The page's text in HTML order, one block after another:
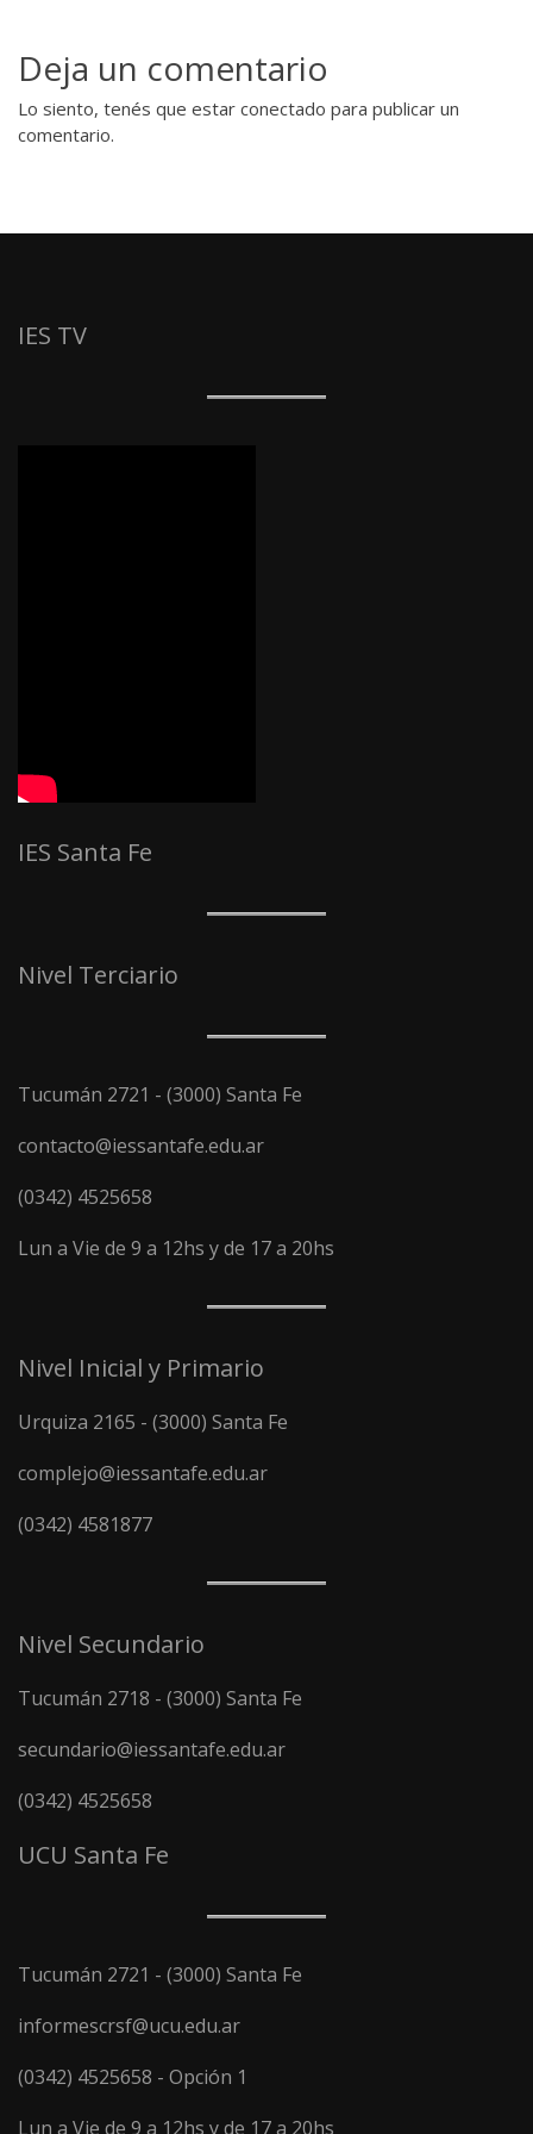
Deja un comentario
Lo siento, tenés que estar conectado para publicar un
comentario.
IES TV
IES Santa Fe
Nivel Terciario
Tucumán 2721 - (3000) Santa Fe
contacto@iessantafe.edu.ar
(0342) 4525658
Lun a Vie de 9 a 12hs y de 17 a 20hs
Nivel Inicial y Primario
Urquiza 2165 - (3000) Santa Fe
complejo@iessantafe.edu.ar
(0342) 4581877
Nivel Secundario
Tucumán 2718 - (3000) Santa Fe
secundario@iessantafe.edu.ar
(0342) 4525658
UCU Santa Fe
Tucumán 2721 - (3000) Santa Fe
informescrsf@ucu.edu.ar
(0342) 4525658 - Opción 1
Lun a Vie de 9 a 12hs y de 17 a 20hs